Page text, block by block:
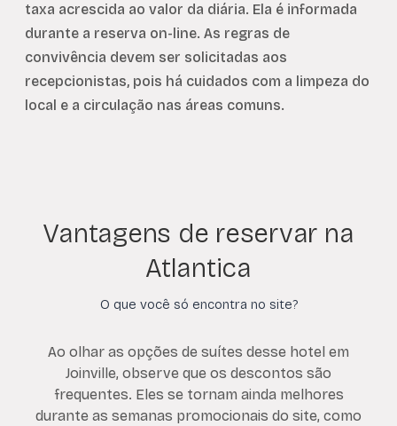
taxa acrescida ao valor da diária. Ela é informada
durante a reserva on-line. As regras de
convivência devem ser solicitadas aos
recepcionistas, pois há cuidados com a limpeza do
local e a circulação nas áreas comuns.
Vantagens de reservar na
Atlantica
O que você só encontra no site?
Ao olhar as opções de suítes desse hotel em
Joinville, observe que os descontos são
frequentes. Eles se tornam ainda melhores
durante as semanas promocionais do site, como